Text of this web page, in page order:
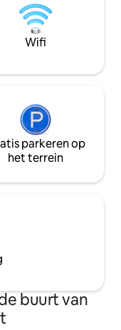
huis als het
kenmerken,
moderne
vierkante meter,
Wifi
parkeren op
het terrein
buurt van